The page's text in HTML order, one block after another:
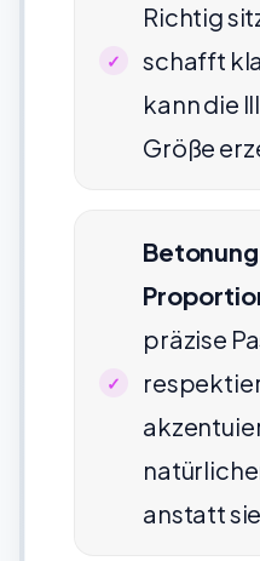
Richtig
schafft
kann die
Größe
präzise
anstatt